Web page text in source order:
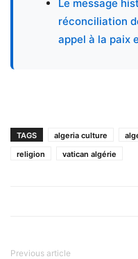
Le message
réconciliation
appel à la paix
TAGS algeria culture
religion
vatican algérie
Previous article